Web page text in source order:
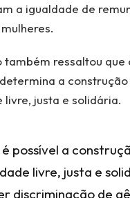
a igualdade de
também ressaltou que
a construção
livre, justa e solidária.
é possível a
livre, justa e
discriminação de